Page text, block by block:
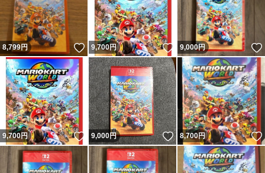
8,799円 いいね！
9,700円 いいね！
9,000円
9,700円 いいね！
9,000円 いいね！
8,700円